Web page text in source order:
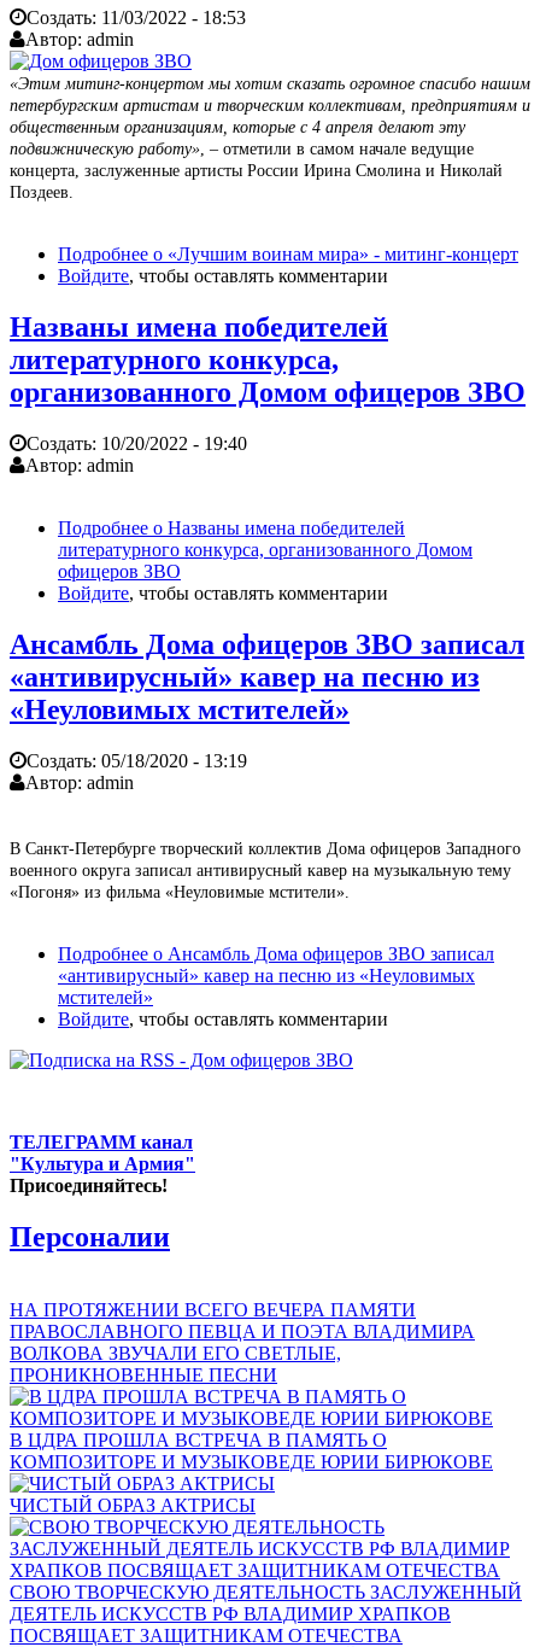
Создать: 11/03/2022 - 18:53
Автор: admin
«Этим митинг-концертом мы хотим сказать огромное спасибо нашим
петербургским артистам и творческим коллективам, предприятиям и
общественным организациям, которые с 4 апреля делают эту
подвижническую работу», – отметили в самом начале ведущие
концерта, заслуженные артисты России Ирина Смолина и Николай
Поздеев.
Подробнее о «Лучшим воинам мира» - митинг-концерт
Войдите, чтобы оставлять комментарии
Названы имена победителей
литературного конкурса,
организованного Домом офицеров ЗВО
Создать: 10/20/2022 - 19:40
Автор: admin
Подробнее о Названы имена победителей
литературного конкурса, организованного Домом
офицеров ЗВО
Войдите, чтобы оставлять комментарии
Ансамбль Дома офицеров ЗВО записал
«антивирусный» кавер на песню из
«Неуловимых мстителей»
Создать: 05/18/2020 - 13:19
Автор: admin
В Санкт-Петербурге творческий коллектив Дома офицеров Западного
военного округа записал антивирусный кавер на музыкальную тему
«Погоня» из фильма «Неуловимые мстители».
Подробнее о Ансамбль Дома офицеров ЗВО записал
«антивирусный» кавер на песню из «Неуловимых
мстителей»
Войдите, чтобы оставлять комментарии
ТЕЛЕГРАММ канал
"Культура и Армия"
Присоединяйтесь!
Персоналии
НА ПРОТЯЖЕНИИ ВСЕГО ВЕЧЕРА ПАМЯТИ
ПРАВОСЛАВНОГО ПЕВЦА И ПОЭТА ВЛАДИМИРА
ВОЛКОВА ЗВУЧАЛИ ЕГО СВЕТЛЫЕ,
ПРОНИКНОВЕННЫЕ ПЕСНИ
В ЦДРА ПРОШЛА ВСТРЕЧА В ПАМЯТЬ О
КОМПОЗИТОРЕ И МУЗЫКОВЕДЕ ЮРИИ БИРЮКОВЕ
ЧИСТЫЙ ОБРАЗ АКТРИСЫ
СВОЮ ТВОРЧЕСКУЮ ДЕЯТЕЛЬНОСТЬ ЗАСЛУЖЕННЫЙ
ДЕЯТЕЛЬ ИСКУССТВ РФ ВЛАДИМИР ХРАПКОВ
ПОСВЯЩАЕТ ЗАЩИТНИКАМ ОТЕЧЕСТВА